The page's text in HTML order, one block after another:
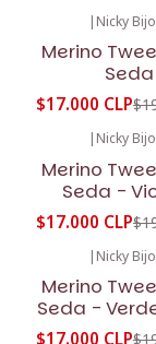
| Nicky
Merino
Seda
$17.000 CLP
| Nicky
Merino
Seda -
$17.000 CLP
| Nicky
Merino
Seda -
$17.000 CLP